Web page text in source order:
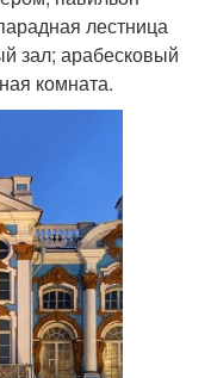
лестница
зал; арабесковый
комната.